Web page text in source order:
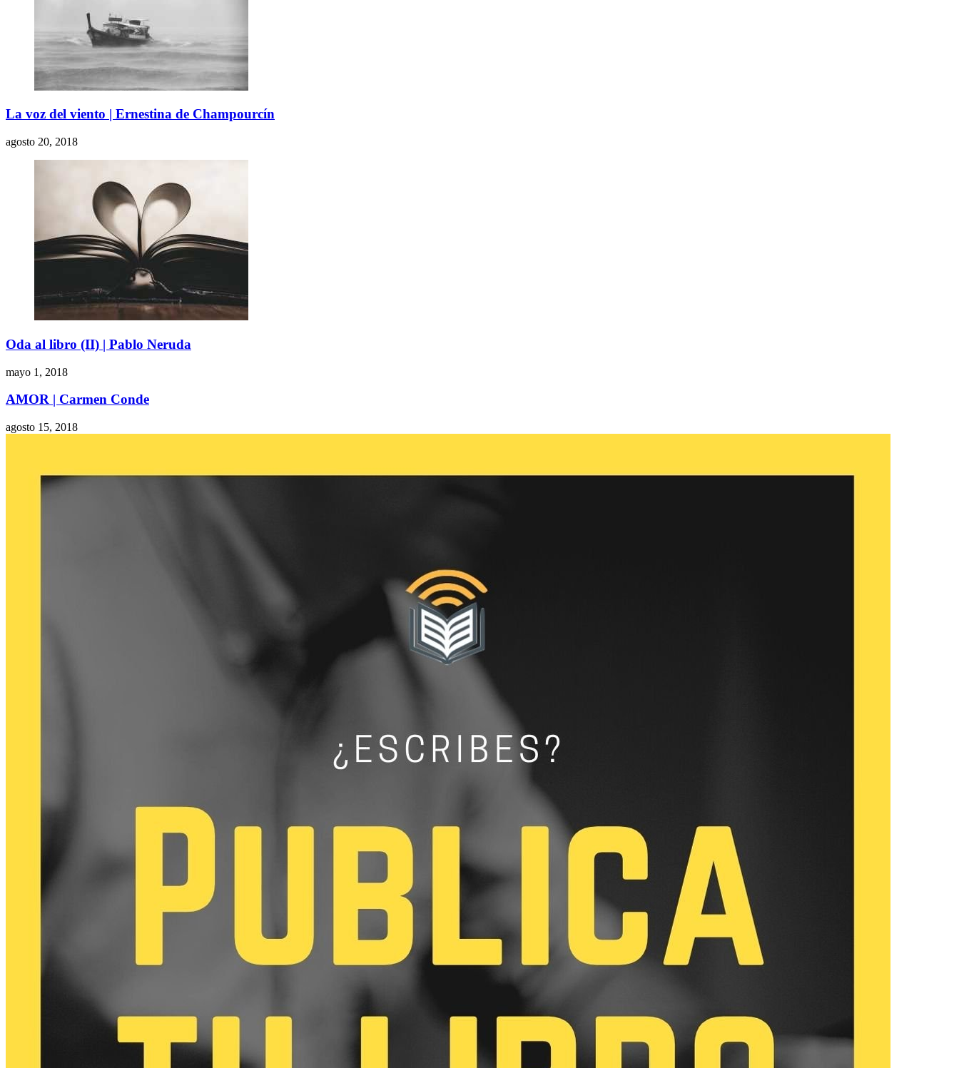
La voz del viento | Ernestina de Champourcín
agosto 20, 2018
Oda al libro (II) | Pablo Neruda
mayo 1, 2018
AMOR | Carmen Conde
agosto 15, 2018